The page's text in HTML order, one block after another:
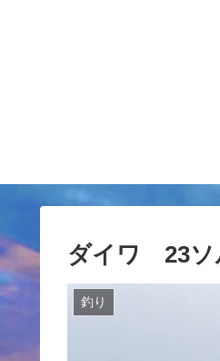
ダイワ 23ソ
釣り